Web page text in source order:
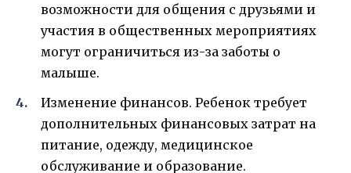
возможности для общения с друзьями и
участия в общественных мероприятиях
могут ограничиться из-за заботы о
малыше.
Изменение финансов. Ребенок требует
дополнительных финансовых затрат на
питание, одежду, медицинское
обслуживание и образование.